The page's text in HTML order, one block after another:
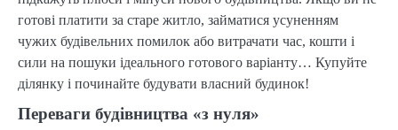
готові платити за старе житло, займатися усуненням
чужих будівельних помилок або витрачати час, кошти і
сили на пошуки ідеального готового варіанту… Купуйте
ділянку і починайте будувати власний будинок!
Переваги будівництва «з нуля»